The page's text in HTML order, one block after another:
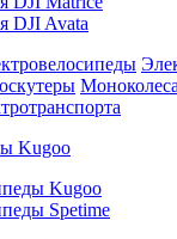
DJI Avata
Моноколеса
Kugoo
Kugoo
Spetime